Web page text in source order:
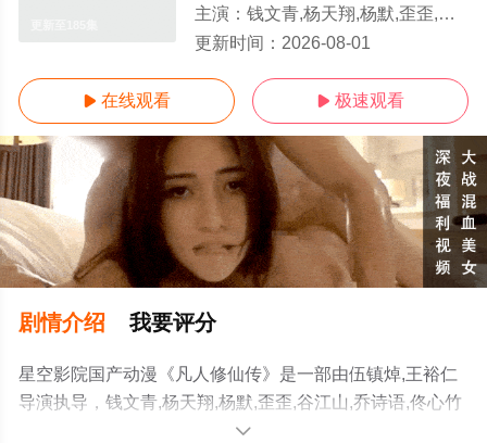
主演： 钱文青,杨天翔,杨默,歪歪,谷江山,乔诗语,佟心竹
更新时间： 2026-08-01
 在线观看  极速观看
剧情介绍 我要评分
星空影院国产动漫《凡人修仙传》是一部由伍镇焯,王裕仁
导演执导，钱文青,杨天翔,杨默,歪歪,谷江山,乔诗语,佟心竹
等明星精彩演绎的大陆动漫，手机免费观看高清无删减完
